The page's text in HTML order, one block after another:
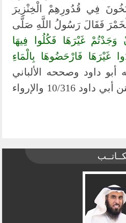
فِي قُدُورِهِمْ الْخِنْزِيرَ
فَقَالَ رَسُولُ اللَّهِ صَلَّى
وَجَدْتُمْ غَيْرَهَا فَكُلُوا فِيهَا
غَيْرَهَا فَارْحَضُوهَا بِالْمَاءِ
أبو داود وصححه الألباني
وأصله في الصحيح[سنن أبي داود 10/316 والإرواء